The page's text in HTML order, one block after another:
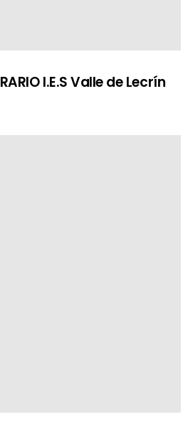
I.E.S Valle de Lecrín